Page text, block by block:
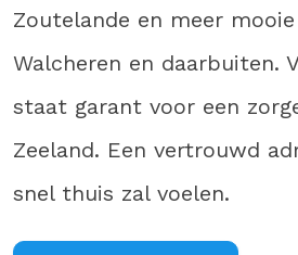
Zoutelande en meer
Walcheren en daarbuiten.
staat garant voor een
Zeeland. Een vertrouwd
snel thuis zal voelen.